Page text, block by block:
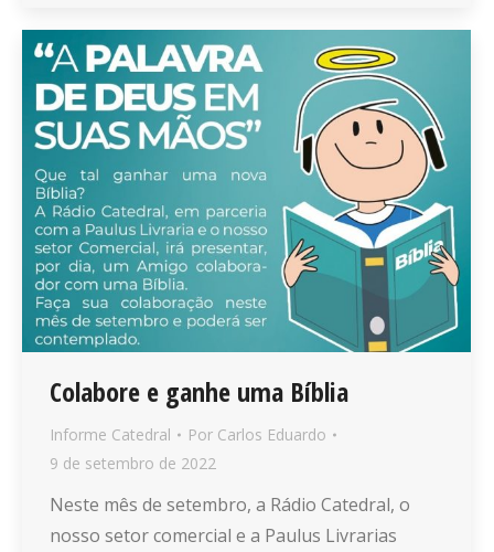
Colabore e ganhe uma Bíblia
Informe Catedral Por Carlos Eduardo
9 de setembro de 2022
Neste mês de setembro, a Rádio Catedral, o
nosso setor comercial e a Paulus Livrarias